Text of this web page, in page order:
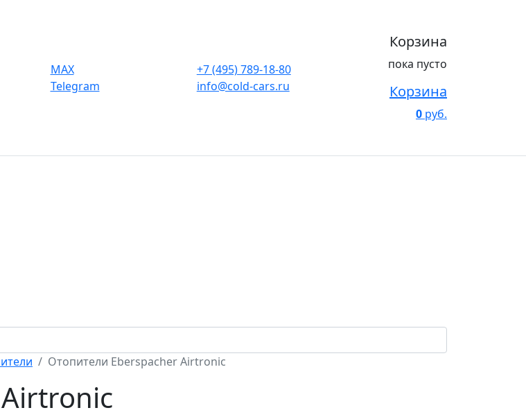
MAX
Telegram
+7 (495) 789-18-80
info@cold-cars.ru
Корзина
пока пусто
Корзина
0 руб.
Отопители Eberspacher Airtronic